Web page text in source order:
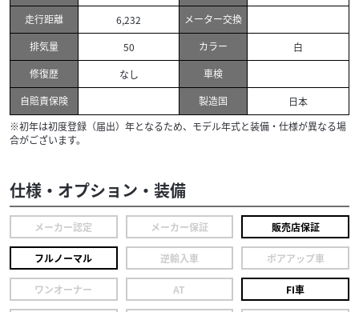
走行距離
6,232
メーター交換
排気量
50 カラー
白
修復歴
なし
車検
自賠責保険
製造国
日本
※初年は初度登録（届出）年となるため、モデル年式と装備・仕様が異なる場
合がございます。
仕様・オプション・装備
メーカー認定 メーカー保証 販売店保証
フルノーマル 逆輸入車 ボアアップ車
ワンオーナー AT FI車